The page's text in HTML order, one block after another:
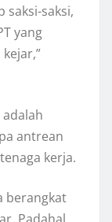
saksi-saksi,
yang
antrean
kerja.
berangkat